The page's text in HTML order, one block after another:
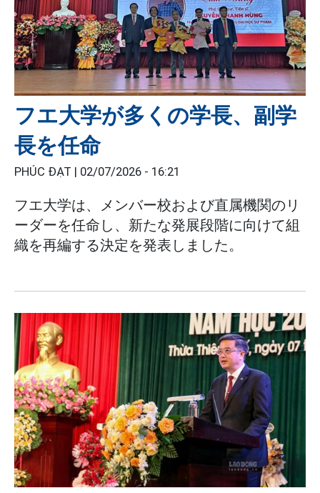
フエ大学が多くの学長、副学
長を任命
PHÚC ĐẠT | 02/07/2026 - 16:21
フエ大学は、メンバー校および直属機関のリ
ーダーを任命し、新たな発展段階に向けて組
織を再編する決定を発表しました。